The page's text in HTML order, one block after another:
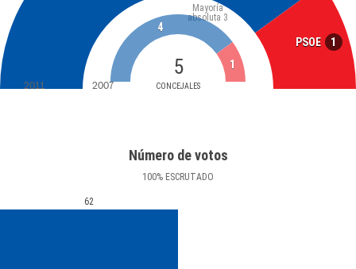
PSOE 1
5
CONCEJALES
Mayoría
absoluta 3
4
1
2011 2007
Número de votos
100% ESCRUTADO
62